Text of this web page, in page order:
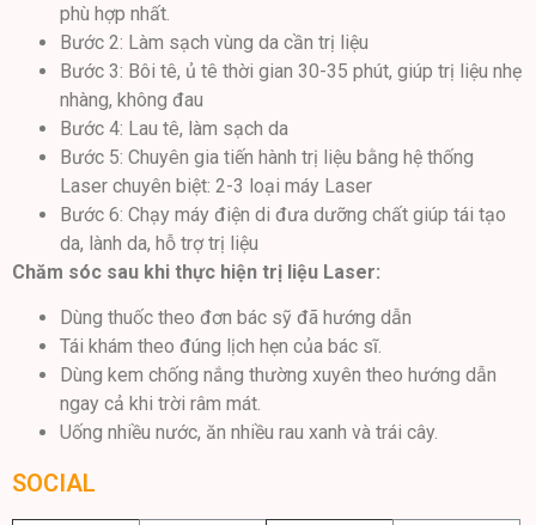
phù hợp nhất.
Bước 2: Làm sạch vùng da cần trị liệu
Bước 3: Bôi tê, ủ tê thời gian 30-35 phút, giúp trị liệu nhẹ
nhàng, không đau
Bước 4: Lau tê, làm sạch da
Bước 5: Chuyên gia tiến hành trị liệu bằng hệ thống
Laser chuyên biệt: 2-3 loại máy Laser
Bước 6: Chạy máy điện di đưa dưỡng chất giúp tái tạo
da, lành da, hỗ trợ trị liệu
Chăm sóc sau khi thực hiện trị liệu Laser:
Dùng thuốc theo đơn bác sỹ đã hướng dẫn
Tái khám theo đúng lịch hẹn của bác sĩ.
Dùng kem chống nắng thường xuyên theo hướng dẫn
ngay cả khi trời râm mát.
Uống nhiều nước, ăn nhiều rau xanh và trái cây.
SOCIAL